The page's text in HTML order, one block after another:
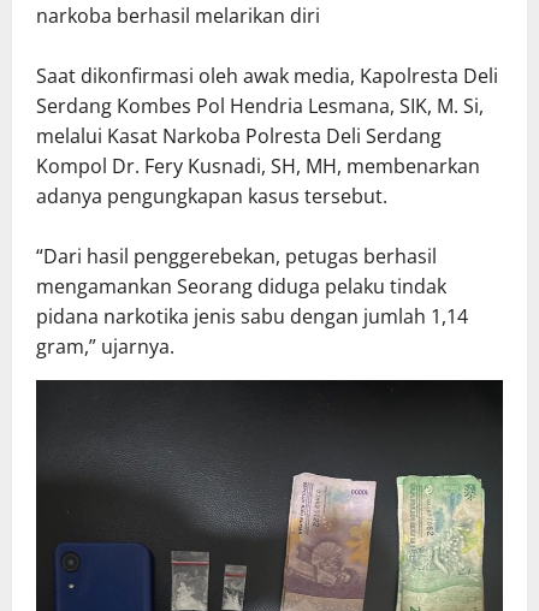
narkoba berhasil melarikan diri
Saat dikonfirmasi oleh awak media, Kapolresta Deli
Serdang Kombes Pol Hendria Lesmana, SIK, M. Si,
melalui Kasat Narkoba Polresta Deli Serdang
Kompol Dr. Fery Kusnadi, SH, MH, membenarkan
adanya pengungkapan kasus tersebut.
“Dari hasil penggerebekan, petugas berhasil
mengamankan Seorang diduga pelaku tindak
pidana narkotika jenis sabu dengan jumlah 1,14
gram,” ujarnya.